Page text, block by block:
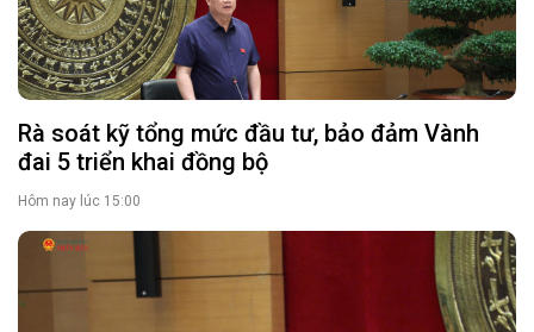
Rà soát kỹ tổng mức đầu tư, bảo đảm Vành
đai 5 triển khai đồng bộ
Hôm nay lúc 15:00